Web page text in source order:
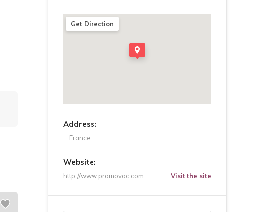
Get Direction
Address:
, , France
Website:
http://www.promovac.com Visit the site